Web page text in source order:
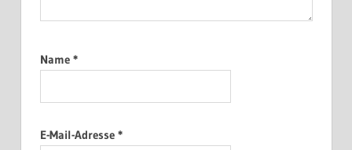
Name *
E-Mail-Adresse *